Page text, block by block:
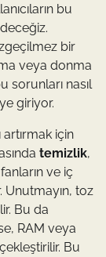
bu
bir
veya donma
sorunları nasıl
giriyor.
için
temizlik,
ve iç
Unutmayın, toz
Bu da
RAM veya
Bu